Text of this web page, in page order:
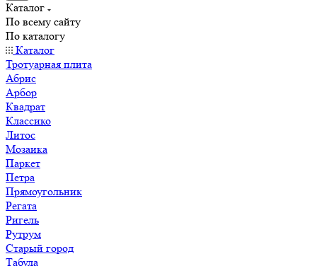
Каталог
По всему сайту
По каталогу
Каталог
Тротуарная плита
Абрис
Арбор
Квадрат
Классико
Литос
Мозаика
Паркет
Петра
Прямоугольник
Регата
Ригель
Рутрум
Старый город
Табула